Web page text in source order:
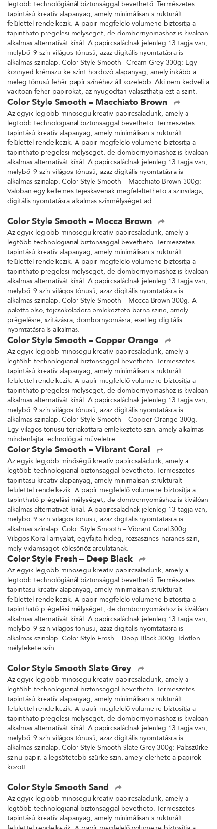
legtöbb technológiánál biztonsággal bevethető. Természetes
tapintású kreatív alapanyag, amely minimálisan strukturált
felülettel rendelkezik. A papír megfelelő volumene biztosítja a
tapintható prégelési mélységet, de dombornyomáshoz is kiválóan
alkalmas alternatívát kínál. A papírcsaládnak jelenleg 13 tagja van,
melyből 9 szín világos tónusú, azaz digitális nyomtatásra is
alkalmas színalap. Color Style Smooth– Cream Grey 300g: Egy
könnyed krémszürke színt hordozó alapanyag, amely inkább a
meleg tónusú fehér papír színéhez áll közelebb. Aki nem kedveli a
vakítóan fehér papírokat, az nyugodtan választhatja ezt a színt.
Color Style Smooth – Macchiato Brown
Az egyik legjobb minőségű kreatív papírcsaládunk, amely a
legtöbb technológiánál biztonsággal bevethető. Természetes
tapintású kreatív alapanyag, amely minimálisan strukturált
felülettel rendelkezik. A papír megfelelő volumene biztosítja a
tapintható prégelési mélységet, de dombornyomáshoz is kiválóan
alkalmas alternatívát kínál. A papírcsaládnak jelenleg 13 tagja van,
melyből 9 szín világos tónusú, azaz digitális nyomtatásra is
alkalmas színalap. Color Style Smooth – Macchiato Brown 300g:
Valóban egy kellemes tejeskávénak megfeleltethető a színvilága,
digitális nyomtatásra alkalmas színmélységet ad.
Color Style Smooth – Mocca Brown
Az egyik legjobb minőségű kreatív papírcsaládunk, amely a
legtöbb technológiánál biztonsággal bevethető. Természetes
tapintású kreatív alapanyag, amely minimálisan strukturált
felülettel rendelkezik. A papír megfelelő volumene biztosítja a
tapintható prégelési mélységet, de dombornyomáshoz is kiválóan
alkalmas alternatívát kínál. A papírcsaládnak jelenleg 13 tagja van,
melyből 9 szín világos tónusú, azaz digitális nyomtatásra is
alkalmas színalap. Color Style Smooth – Mocca Brown 300g. A
paletta első, tejcsokoládéra emlékeztető barna színe, amely
prégelésre, szitázásra, dombornyomásra, esetleg digitális
nyomtatásra is alkalmas.
Color Style Smooth – Copper Orange
Az egyik legjobb minőségű kreatív papírcsaládunk, amely a
legtöbb technológiánál biztonsággal bevethető. Természetes
tapintású kreatív alapanyag, amely minimálisan strukturált
felülettel rendelkezik. A papír megfelelő volumene biztosítja a
tapintható prégelési mélységet, de dombornyomáshoz is kiválóan
alkalmas alternatívát kínál. A papírcsaládnak jelenleg 13 tagja van,
melyből 9 szín világos tónusú, azaz digitális nyomtatásra is
alkalmas színalap. Color Style Smooth – Copper Orange 300g.
Egy világos tónusú terrakottára emlékeztető szín, amely alkalmas
mindenfajta technológiai műveletre.
Color Style Smooth – Vibrant Coral
Az egyik legjobb minőségű kreatív papírcsaládunk, amely a
legtöbb technológiánál biztonsággal bevethető. Természetes
tapintású kreatív alapanyag, amely minimálisan strukturált
felülettel rendelkezik. A papír megfelelő volumene biztosítja a
tapintható prégelési mélységet, de dombornyomáshoz is kiválóan
alkalmas alternatívát kínál. A papírcsaládnak jelenleg 13 tagja van,
melyből 9 szín világos tónusú, azaz digitális nyomtatásra is
alkalmas színalap. Color Style Smooth – Vibrant Coral 300g.
Világos Korall árnyalat, egyfajta hideg, rózsaszínes-narancs szín,
mely vidámságot kölcsönöz arculatának.
Color Style Fresh – Deep Black
Az egyik legjobb minőségű kreatív papírcsaládunk, amely a
legtöbb technológiánál biztonsággal bevethető. Természetes
tapintású kreatív alapanyag, amely minimálisan strukturált
felülettel rendelkezik. A papír megfelelő volumene biztosítja a
tapintható prégelési mélységet, de dombornyomáshoz is kiválóan
alkalmas alternatívát kínál. A papírcsaládnak jelenleg 13 tagja van,
melyből 9 szín világos tónusú, azaz digitális nyomtatásra is
alkalmas színalap. Color Style Fresh – Deep Black 300g. Időtlen
mélyfekete szín.
Color Style Smooth Slate Grey
Az egyik legjobb minőségű kreatív papírcsaládunk, amely a
legtöbb technológiánál biztonsággal bevethető. Természetes
tapintású kreatív alapanyag, amely minimálisan strukturált
felülettel rendelkezik. A papír megfelelő volumene biztosítja a
tapintható prégelési mélységet, de dombornyomáshoz is kiválóan
alkalmas alternatívát kínál. A papírcsaládnak jelenleg 13 tagja van,
melyből 9 szín világos tónusú, azaz digitális nyomtatásra is
alkalmas színalap. Color Style Smooth Slate Grey 300g: Palaszürke
színű papír, a legsötétebb szürke szín, amely elérhető a papírok
között.
Color Style Smooth Sand
Az egyik legjobb minőségű kreatív papírcsaládunk, amely a
legtöbb technológiánál biztonsággal bevethető. Természetes
tapintású kreatív alapanyag, amely minimálisan strukturált